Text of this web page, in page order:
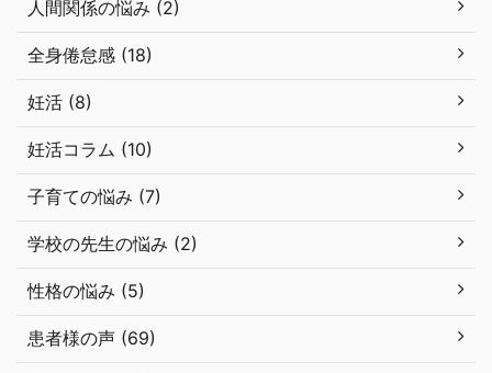
人間関係の悩み (2)
全身倦怠感 (18)
妊活 (8)
妊活コラム (10)
子育ての悩み (7)
学校の先生の悩み (2)
性格の悩み (5)
患者様の声 (69)